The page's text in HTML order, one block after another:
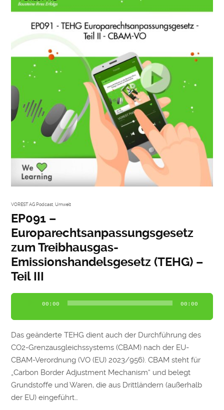
VOREST AG Podcast ,Umwelt
EP091 –
Europarechtsanpassungsgesetz
zum Treibhausgas-
Emissionshandelsgesetz (TEHG) –
Teil III
Audio-
00:00 00:00
Das geänderte TEHG dient auch der Durchführung des
CO2-Grenzausgleichssystems (CBAM) nach der EU-
CBAM-Verordnung (VO (EU) 2023/956). CBAM steht für
„Carbon Border Adjustment Mechanism“ und belegt
Grundstoffe und Waren, die aus Drittländern (außerhalb
der EU) eingeführt…